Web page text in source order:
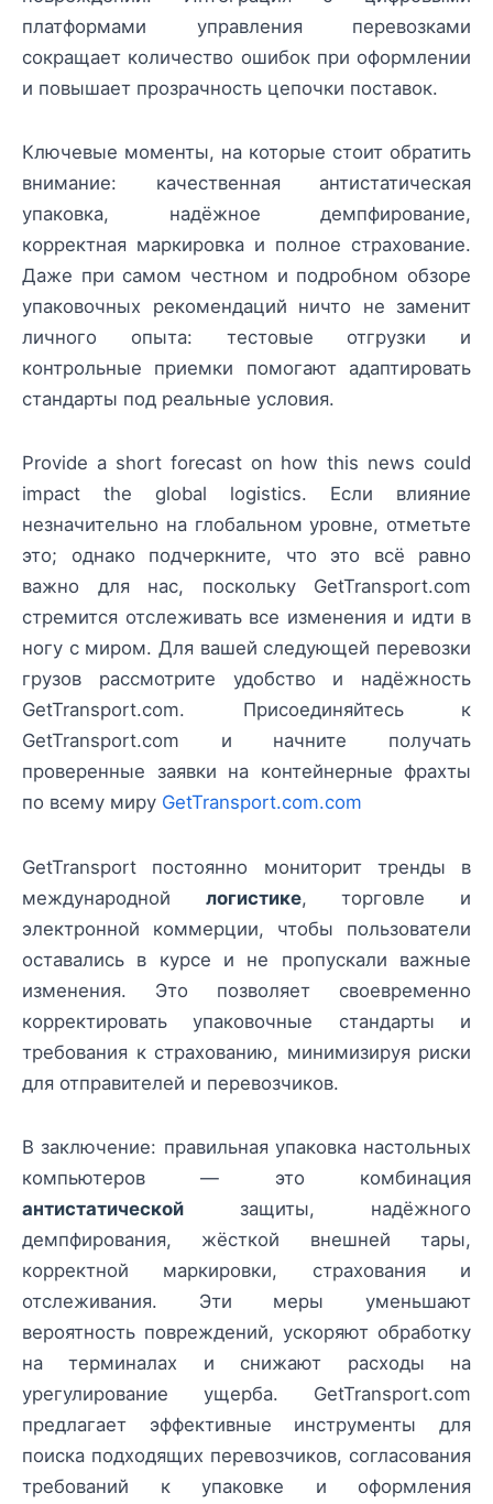
платформами управления перевозками
сокращает количество ошибок при оформлении
и повышает прозрачность цепочки поставок.
Ключевые моменты, на которые стоит обратить
внимание: качественная антистатическая
упаковка, надёжное демпфирование,
корректная маркировка и полное страхование.
Даже при самом честном и подробном обзоре
упаковочных рекомендаций ничто не заменит
личного опыта: тестовые отгрузки и
контрольные приемки помогают адаптировать
стандарты под реальные условия.
Provide a short forecast on how this news could
impact the global logistics. Если влияние
незначительно на глобальном уровне, отметьте
это; однако подчеркните, что это всё равно
важно для нас, поскольку GetTransport.com
стремится отслеживать все изменения и идти в
ногу с миром. Для вашей следующей перевозки
грузов рассмотрите удобство и надёжность
GetTransport.com. Присоединяйтесь к
GetTransport.com и начните получать
проверенные заявки на контейнерные фрахты
по всему миру GetTransport.com.com
GetTransport постоянно мониторит тренды в
международной логистике, торговле и
электронной коммерции, чтобы пользователи
оставались в курсе и не пропускали важные
изменения. Это позволяет своевременно
корректировать упаковочные стандарты и
требования к страхованию, минимизируя риски
для отправителей и перевозчиков.
В заключение: правильная упаковка настольных
компьютеров — это комбинация
антистатической защиты, надёжного
демпфирования, жёсткой внешней тары,
корректной маркировки, страхования и
отслеживания. Эти меры уменьшают
вероятность повреждений, ускоряют обработку
на терминалах и снижают расходы на
урегулирование ущерба. GetTransport.com
предлагает эффективные инструменты для
поиска подходящих перевозчиков, согласования
требований к упаковке и оформления